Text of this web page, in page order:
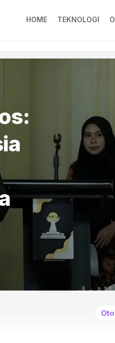
HOME TEKNOLOGI